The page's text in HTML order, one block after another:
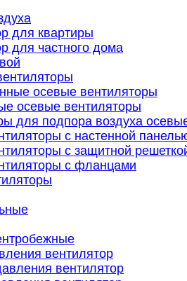
для квартиры
для частного дома
осевые вентиляторы
осевые вентиляторы
для подпора воздуха
с настенной
с защитной
с фланцами
вентилятор
вентилятор